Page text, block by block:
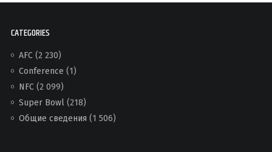
CATEGORIES
AFC(2 230)
Conference (1)
NFC(2 099)
Super Bowl(218)
Общие сведения (1 506)